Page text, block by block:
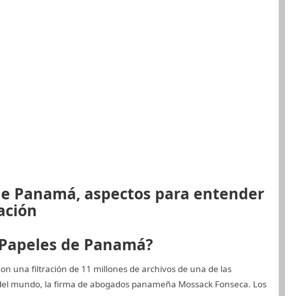
Panamá, aspectos para entender
de Panamá?
una filtración de 11 millones de archivos de una de las
mundo, la firma de abogados panameña Mossack Fonseca. Los